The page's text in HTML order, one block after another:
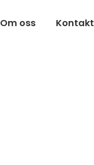
Om oss Kontakt